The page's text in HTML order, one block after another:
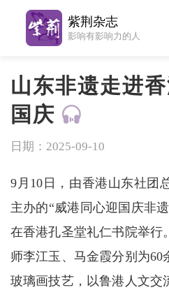
山东非遗走进
国庆
日期：2025-09-10
9月10日，由香港山东社团
主办的“威港同心迎国庆非
在香港孔圣堂礼仁书院举行
师李江玉、马金霞分别为60
玻璃画技艺，以鲁港人文交
紫荆杂志
影响有影响力的人